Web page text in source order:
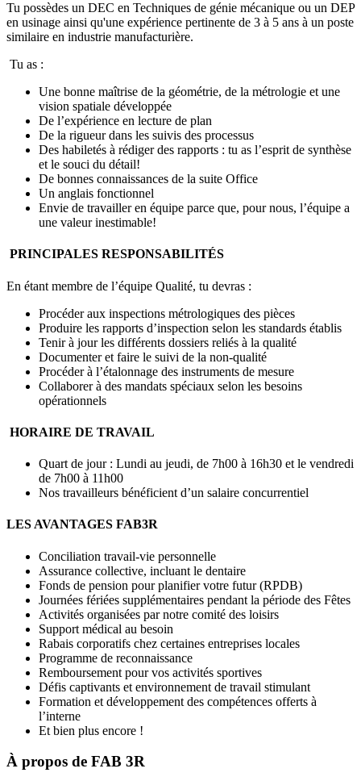
Tu possèdes un DEC en Techniques de génie mécanique ou un DEP
en usinage ainsi qu'une expérience pertinente de 3 à 5 ans à un poste
similaire en industrie manufacturière.
Tu as :
Une bonne maîtrise de la géométrie, de la métrologie et une
vision spatiale développée
De l’expérience en lecture de plan
De la rigueur dans les suivis des processus
Des habiletés à rédiger des rapports : tu as l’esprit de synthèse
et le souci du détail!
De bonnes connaissances de la suite Office
Un anglais fonctionnel
Envie de travailler en équipe parce que, pour nous, l’équipe a
une valeur inestimable!
PRINCIPALES RESPONSABILITÉS
En étant membre de l’équipe Qualité, tu devras :
Procéder aux inspections métrologiques des pièces
Produire les rapports d’inspection selon les standards établis
Tenir à jour les différents dossiers reliés à la qualité
Documenter et faire le suivi de la non-qualité
Procéder à l’étalonnage des instruments de mesure
Collaborer à des mandats spéciaux selon les besoins
opérationnels
HORAIRE DE TRAVAIL
Quart de jour : Lundi au jeudi, de 7h00 à 16h30 et le vendredi
de 7h00 à 11h00
Nos travailleurs bénéficient d’un salaire concurrentiel
LES AVANTAGES FAB3R
Conciliation travail-vie personnelle
Assurance collective, incluant le dentaire
Fonds de pension pour planifier votre futur (RPDB)
Journées fériées supplémentaires pendant la période des Fêtes
Activités organisées par notre comité des loisirs
Support médical au besoin
Rabais corporatifs chez certaines entreprises locales
Programme de reconnaissance
Remboursement pour vos activités sportives
Défis captivants et environnement de travail stimulant
Formation et développement des compétences offerts à
l’interne
Et bien plus encore !
À propos de FAB 3R